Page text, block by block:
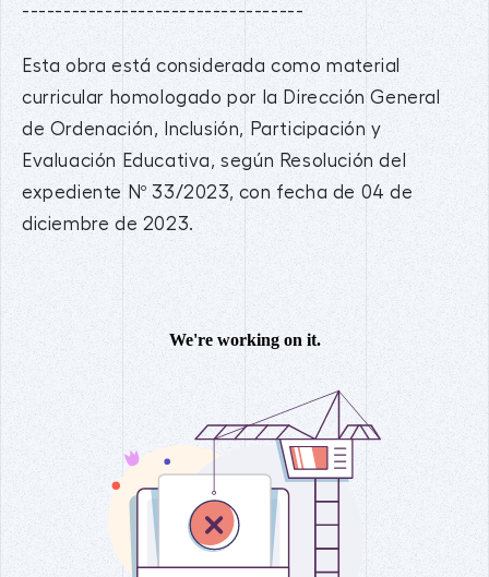
----------------------------------
Esta obra está considerada como material
curricular homologado por la Dirección General
de Ordenación, Inclusión, Participación y
Evaluación Educativa, según Resolución del
expediente Nº 33/2023, con fecha de 04 de
diciembre de 2023.